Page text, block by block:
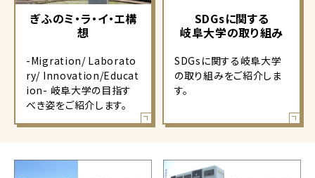
ぎふのミ・ラ・イ・エ構
想
-Migration/ Laborato
ry/ Innovation/Educat
ion- 岐阜大学の目指す
べき姿をご紹介します。
SDGsに関する
岐阜大学の取り組み
SDGsに関する岐阜大学
の取り組みをご紹介しま
す。